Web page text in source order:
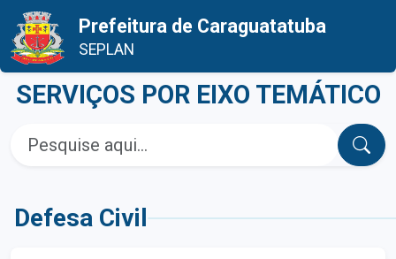
Prefeitura de Caraguatatuba
SEPLAN
SERVIÇOS POR EIXO TEMÁTICO
Defesa Civil